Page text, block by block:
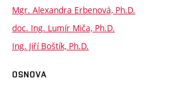
Mgr. Alexandra Erbenová, Ph.D.
doc. Ing. Lumír Miča, Ph.D.
Ing. Jiří Boštík, Ph.D.
OSNOVA